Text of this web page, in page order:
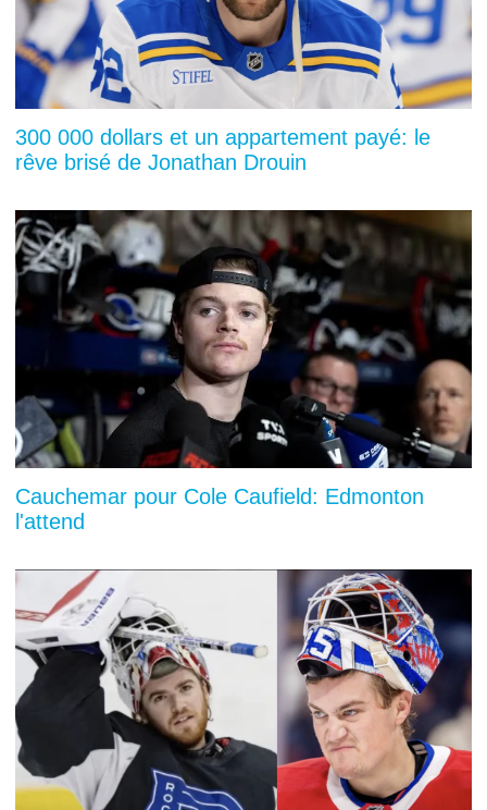
300 000 dollars et un appartement payé: le
rêve brisé de Jonathan Drouin
Cauchemar pour Cole Caufield: Edmonton
l'attend